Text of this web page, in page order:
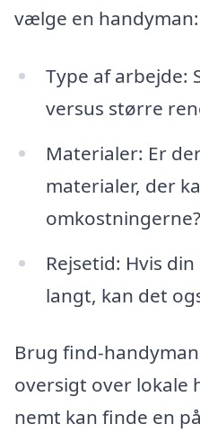
vælge en handyman:
Type af arbejde:
versus større
Materialer: Er
materialer, der
omkostningerne?
Rejsetid: Hvis
langt, kan det
Brug find-
oversigt over lokale
nemt kan finde en